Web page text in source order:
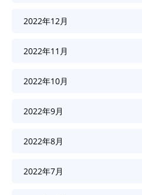
2022年12月
2022年11月
2022年10月
2022年9月
2022年8月
2022年7月